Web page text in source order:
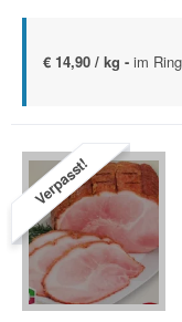
€ 14,90 / kg - im
Verpasst!